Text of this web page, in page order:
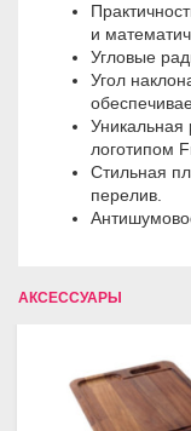
и
Угловые
Угол
Уникальная
логотипом
Стильная
перелив.
АКСЕССУАРЫ